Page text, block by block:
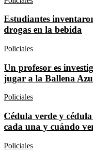
Estudiantes
drogas en la bebida
Policiales
Un profesor es
jugar a la Ballena
Policiales
Cédula verde y
cada una y cuándo
Policiales